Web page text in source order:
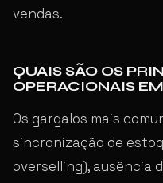
vendas.
QUAIS SÃO OS
OPERACIONAIS
Os gargalos mais
sincronização de
overselling), ausência